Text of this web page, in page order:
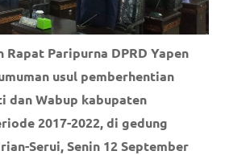
Rapat Paripurna DPRD Yapen
usul pemberhentian
dan Wabup kabupaten
2017-2022, di gedung
Serui, Senin 12 September